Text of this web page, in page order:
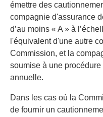
émettre des
compagnie d'assurance
d’au moins « A » à
l'équivalent d'une autre
Commission, et la
soumise à une
annuelle.
Dans les cas où la
de fournir un